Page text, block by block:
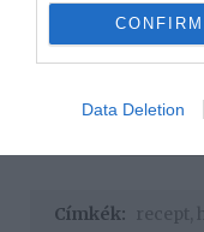
CONFIRM
Data Deletion
Címkék: recept